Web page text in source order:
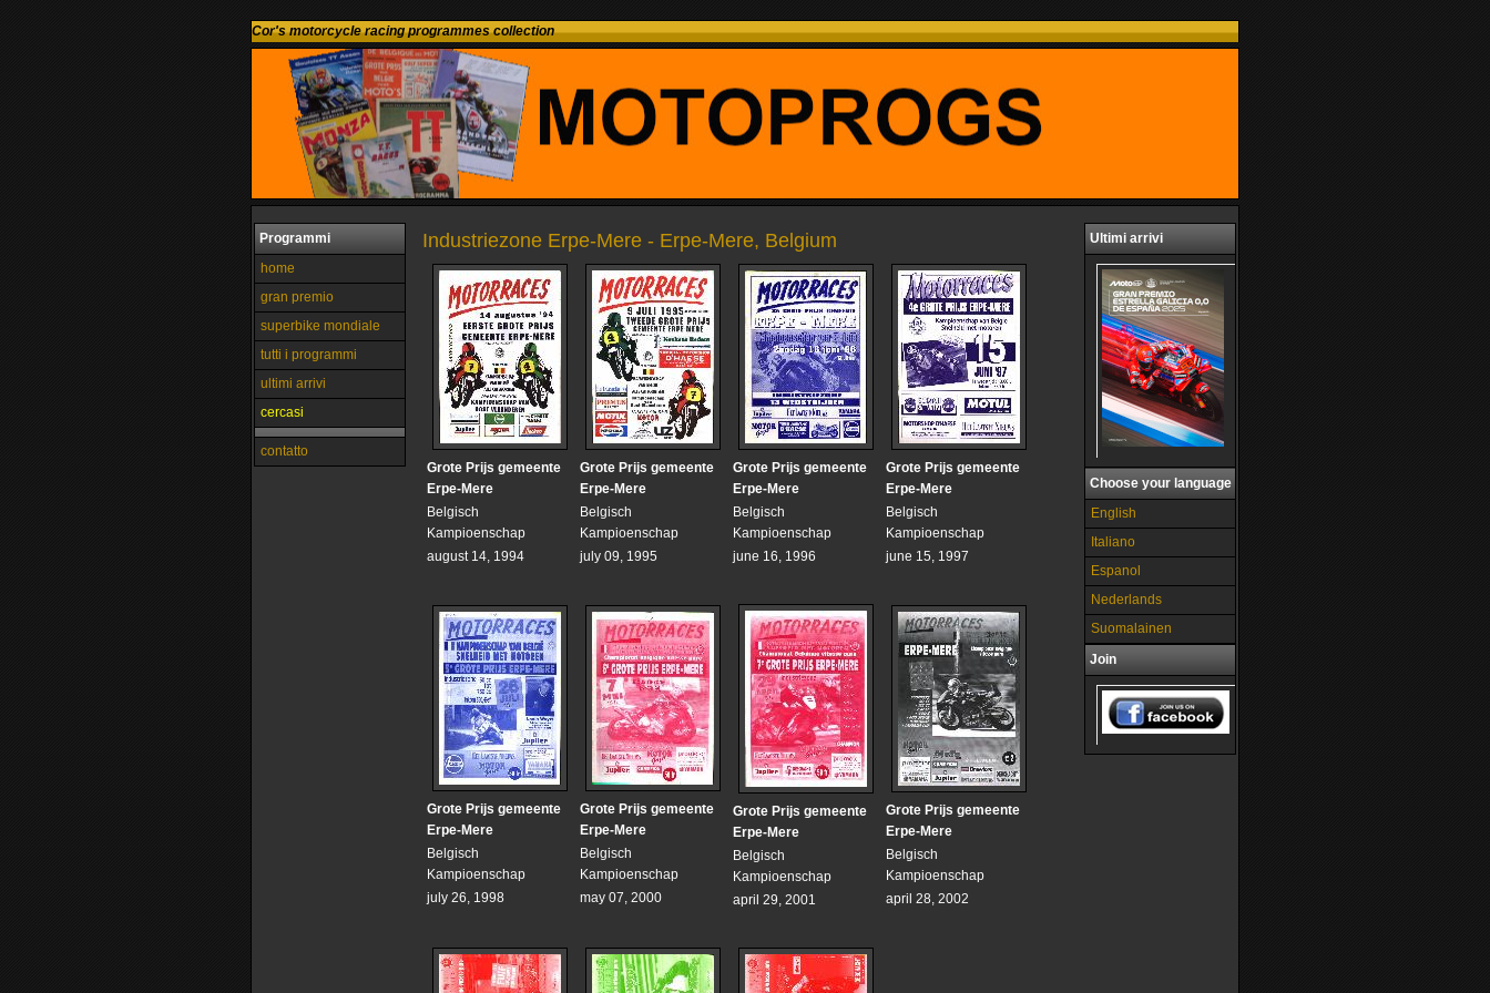
Cor's motorcycle racing programmes collection
Programmi
home
gran premio
superbike mondiale
tutti i programmi
ultimi arrivi
cercasi
contatto
Industriezone Erpe-Mere - Erpe-Mere, Belgium
Grote Prijs gemeente
Erpe-Mere
Belgisch
Kampioenschap
august 14, 1994
Grote Prijs gemeente
Erpe-Mere
Belgisch
Kampioenschap
july 09, 1995
Grote Prijs gemeente
Erpe-Mere
Belgisch
Kampioenschap
june 16, 1996
Grote Prijs gemeente
Erpe-Mere
Belgisch
Kampioenschap
june 15, 1997
Grote Prijs gemeente
Erpe-Mere
Belgisch
Kampioenschap
july 26, 1998
Grote Prijs gemeente
Erpe-Mere
Belgisch
Kampioenschap
may 07, 2000
Grote Prijs gemeente
Erpe-Mere
Belgisch
Kampioenschap
april 29, 2001
Grote Prijs gemeente
Erpe-Mere
Belgisch
Kampioenschap
april 28, 2002
Ultimi arrivi
Choose your language
English
Italiano
Espanol
Nederlands
Suomalainen
Join